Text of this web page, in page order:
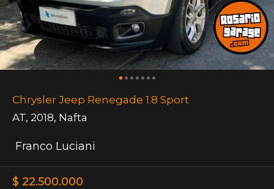
Chrysler Jeep Renegade 1.8 Sport
AT, 2018, Nafta
Franco Luciani
$ 22.500.000